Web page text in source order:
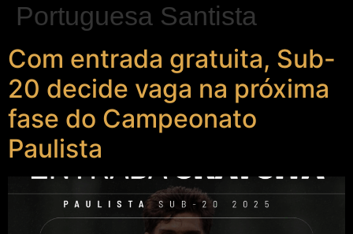
Portuguesa Santista
Com entrada gratuita, Sub-
20 decide vaga na próxima
fase do Campeonato
Paulista